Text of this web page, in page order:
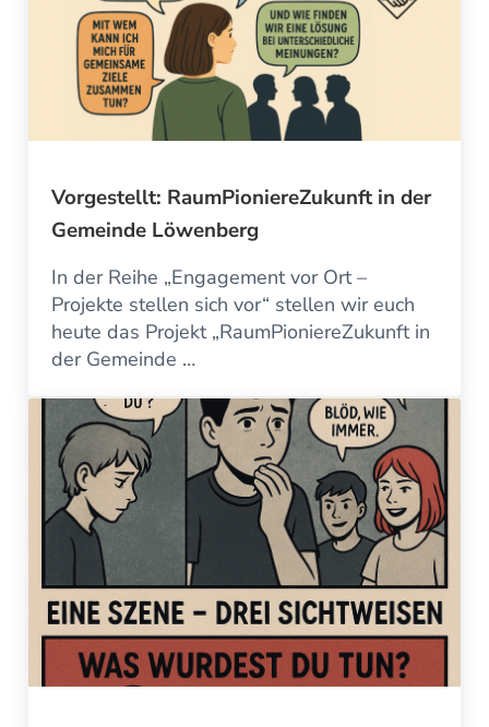
Vorgestellt: RaumPioniereZukunft in der
Gemeinde Löwenberg
In der Reihe „Engagement vor Ort –
Projekte stellen sich vor“ stellen wir euch
heute das Projekt „RaumPioniereZukunft in
der Gemeinde …